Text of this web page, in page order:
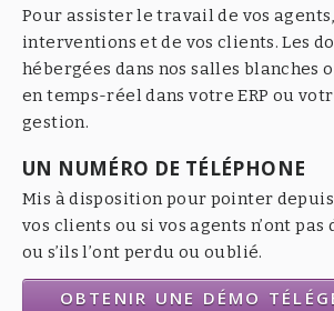
Pour assister le travail de vos
interventions et de vos clients. Les
hébergées dans nos salles blanches
en temps-réel dans votre ERP ou
gestion.
UN NUMÉRO DE TÉLÉPHONE
Mis à disposition pour pointer
vos clients ou si vos agents n’ont pas
ou s’ils l’ont perdu ou oublié.
OBTENIR UNE DÉMO